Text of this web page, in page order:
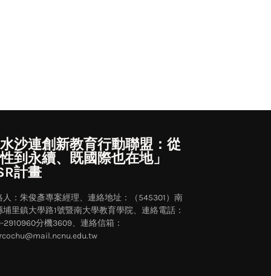
沙連創新教育行動聯盟：從
到永續、既國際也在地」
計畫
人：朱俊彥專案經理、連絡地址：（545301）南
埔里鎮大學路1號暨南大學教育學院、連絡電話：
2910960分機3609、連絡信箱：